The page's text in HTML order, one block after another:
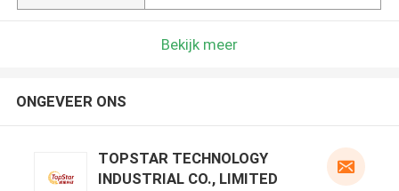
Bekijk meer
ONGEVEER ONS
TOPSTAR TECHNOLOGY
INDUSTRIAL CO., LIMITED